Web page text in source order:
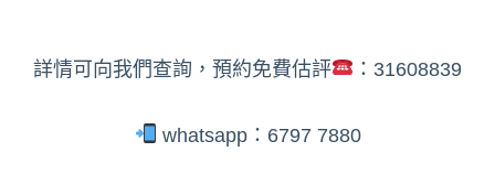
詳情可向我們查詢，預約免費估評 ：31608839
whatsapp：6797 7880